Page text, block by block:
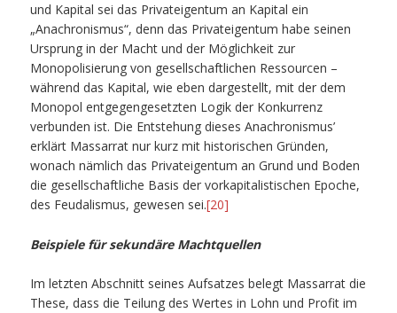
und Kapital sei das Privateigentum an Kapital ein
„Anachronismus“, denn das Privateigentum habe seinen
Ursprung in der Macht und der Möglichkeit zur
Monopolisierung von gesellschaftlichen Ressourcen –
während das Kapital, wie eben dargestellt, mit der dem
Monopol entgegengesetzten Logik der Konkurrenz
verbunden ist. Die Entstehung dieses Anachronismus’
erklärt Massarrat nur kurz mit historischen Gründen,
wonach nämlich das Privateigentum an Grund und Boden
die gesellschaftliche Basis der vorkapitalistischen Epoche,
des Feudalismus, gewesen sei.[20]
Beispiele für sekundäre Machtquellen
Im letzten Abschnitt seines Aufsatzes belegt Massarrat die
These, dass die Teilung des Wertes in Lohn und Profit im